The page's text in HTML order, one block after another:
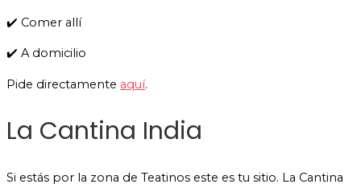
✔️ Comer allí
✔️ A domicilio
Pide directamente aquí.
La Cantina India
Si estás por la zona de Teatinos este es tu sitio. La Cantina